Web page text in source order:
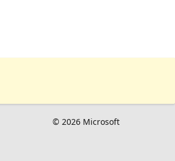
© 2026 Microsoft